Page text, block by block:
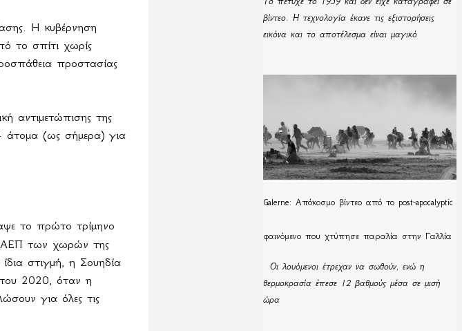
Η κυβέρνηση
το σπίτι χωρίς
προστασίας
αντιμετώπισης της
άτομα (ως σήμερα) για
το πρώτο τρίμηνο
ΑΕΠ των χωρών της
στιγμή, η Σουηδία
2020, όταν η
για όλες τις
βίντεο. Η τεχνολογία έκανε τις εξιστορήσεις
εικόνα και το αποτέλεσμα είναι μαγικό
Galerne: Απόκοσμο βίντεο από το post-apocalyptic
φαινόμενο που χτύπησε παραλία στην Γαλλία
Οι λουόμενοι έτρεχαν να σωθούν, ενώ η
θερμοκρασία έπεσε 12 βαθμούς μέσα σε μισή
ώρα